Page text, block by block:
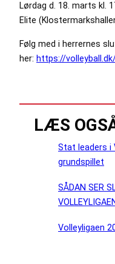
Lørdag d. 18. marts kl.
Elite
Følg med i herrernes
her: https://
LÆS
Stat leaders i
grundspillet
SÅDAN SER
Volleyligaen